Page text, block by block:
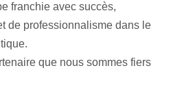
franchie avec succès,
de professionnalisme dans le
que nous sommes fiers